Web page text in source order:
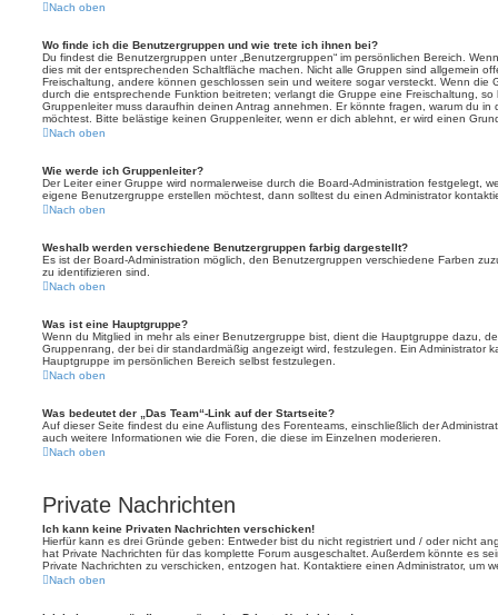
Nach oben
Wo finde ich die Benutzergruppen und wie trete ich ihnen bei?
Du findest die Benutzergruppen unter „Benutzergruppen“ im persönlichen Bereich.
dies mit der entsprechenden Schaltfläche machen. Nicht alle Gruppen sind allgemein
Freischaltung, andere können geschlossen sein und weitere sogar versteckt. Wenn die
durch die entsprechende Funktion beitreten; verlangt die Gruppe eine Freischaltung,
Gruppenleiter muss daraufhin deinen Antrag annehmen. Er könnte fragen, warum du in
möchtest. Bitte belästige keinen Gruppenleiter, wenn er dich ablehnt, er wird einen
Nach oben
Wie werde ich Gruppenleiter?
Der Leiter einer Gruppe wird normalerweise durch die Board-Administration festgelegt,
eigene Benutzergruppe erstellen möchtest, dann solltest du einen Administrator
Nach oben
Weshalb werden verschiedene Benutzergruppen farbig dargestellt?
Es ist der Board-Administration möglich, den Benutzergruppen verschiedene Farben
zu identifizieren sind.
Nach oben
Was ist eine Hauptgruppe?
Wenn du Mitglied in mehr als einer Benutzergruppe bist, dient die Hauptgruppe dazu,
Gruppenrang, der bei dir standardmäßig angezeigt wird, festzulegen. Ein Administrator
Hauptgruppe im persönlichen Bereich selbst festzulegen.
Nach oben
Was bedeutet der „Das Team“-Link auf der Startseite?
Auf dieser Seite findest du eine Auflistung des Forenteams, einschließlich der
auch weitere Informationen wie die Foren, die diese im Einzelnen moderieren.
Nach oben
Private Nachrichten
Ich kann keine Privaten Nachrichten verschicken!
Hierfür kann es drei Gründe geben: Entweder bist du nicht registriert und / oder nicht
hat Private Nachrichten für das komplette Forum ausgeschaltet. Außerdem könnte es
Private Nachrichten zu verschicken, entzogen hat. Kontaktiere einen Administrator, um
Nach oben